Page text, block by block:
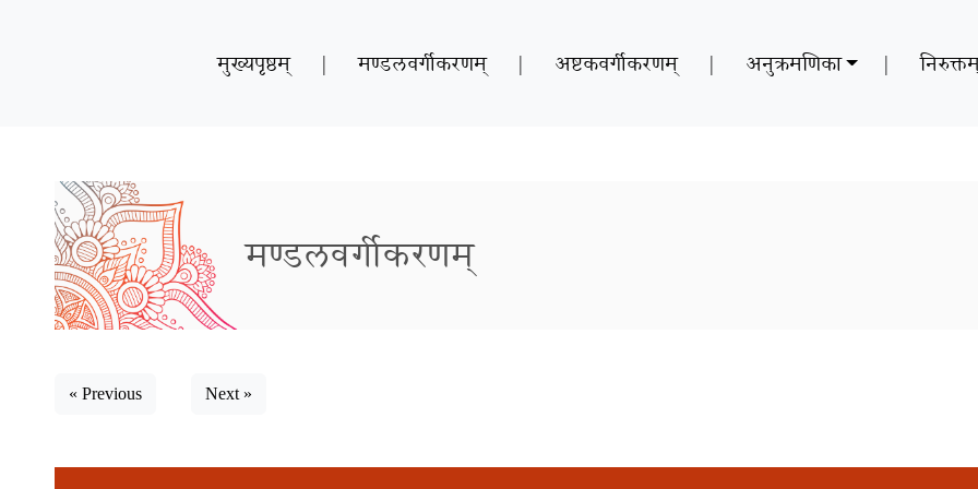
मुख्यपृष्ठम् | मण्डलवर्गीकरणम् | अष्टकवर्गीकरणम् | अनुक्रमणिका |
मण्डलवर्गीकरणम्
« Previous Next »